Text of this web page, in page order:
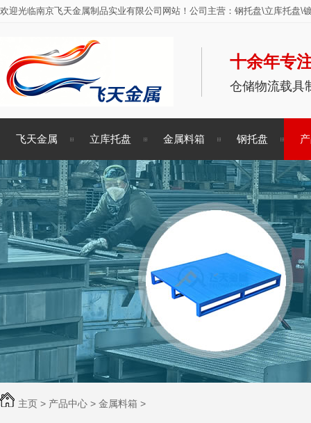
欢迎光临南京飞天金属制品实业有限公司网站！公司主营：钢托盘\立库托盘\
十余年专
仓储物流载具
飞天金属 立库托盘 金属料箱 钢托盘
主页 > 产品中心 > 金属料箱 >